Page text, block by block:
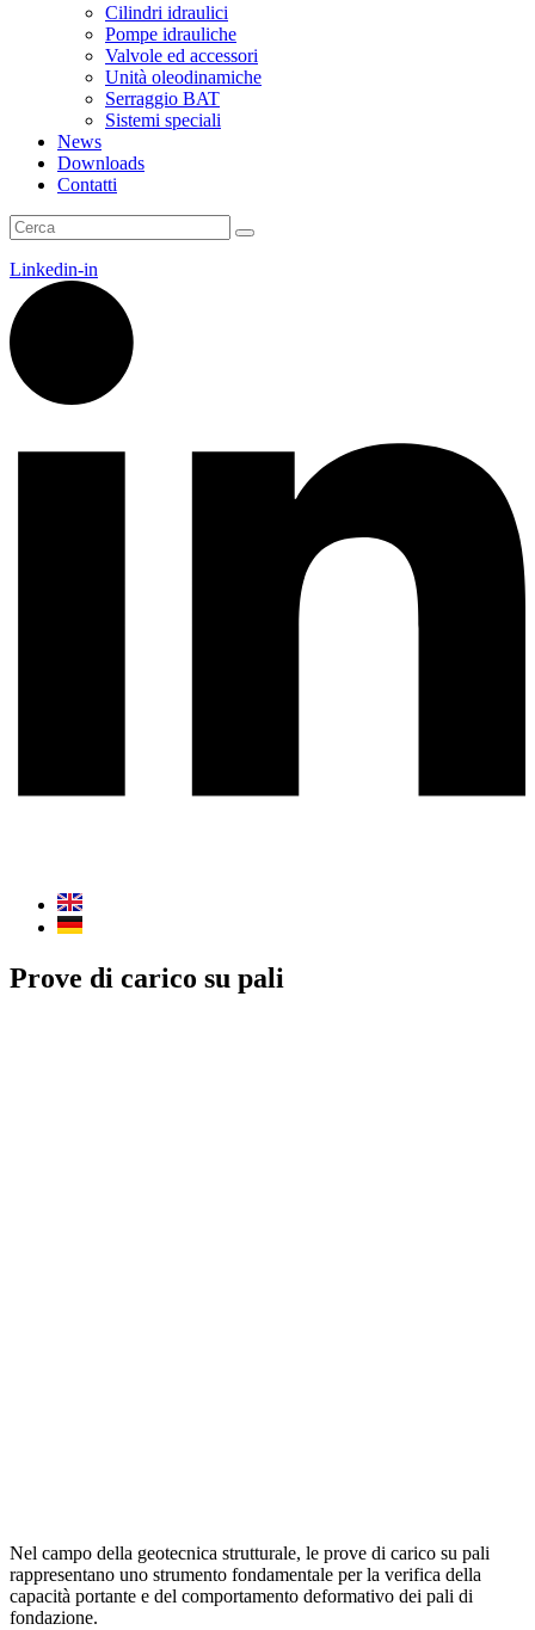
Cilindri idraulici
Pompe idrauliche
Valvole ed accessori
Unità oleodinamiche
Serraggio BAT
Sistemi speciali
News
Downloads
Contatti
Linkedin-in
Prove di carico su pali
Nel campo della geotecnica strutturale, le prove di carico su pali
rappresentano uno strumento fondamentale per la verifica della
capacità portante e del comportamento deformativo dei pali di
fondazione.